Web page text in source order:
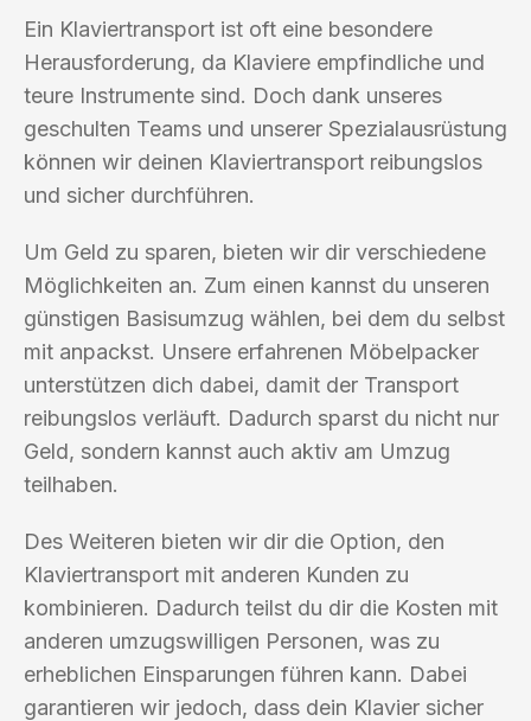
Ein Klaviertransport ist oft eine besondere
Herausforderung, da Klaviere empfindliche und
teure Instrumente sind. Doch dank unseres
geschulten Teams und unserer Spezialausrüstung
können wir deinen Klaviertransport reibungslos
und sicher durchführen.
Um Geld zu sparen, bieten wir dir verschiedene
Möglichkeiten an. Zum einen kannst du unseren
günstigen Basisumzug wählen, bei dem du selbst
mit anpackst. Unsere erfahrenen Möbelpacker
unterstützen dich dabei, damit der Transport
reibungslos verläuft. Dadurch sparst du nicht nur
Geld, sondern kannst auch aktiv am Umzug
teilhaben.
Des Weiteren bieten wir dir die Option, den
Klaviertransport mit anderen Kunden zu
kombinieren. Dadurch teilst du dir die Kosten mit
anderen umzugswilligen Personen, was zu
erheblichen Einsparungen führen kann. Dabei
garantieren wir jedoch, dass dein Klavier sicher